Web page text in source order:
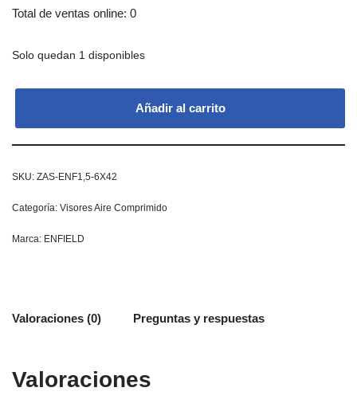
Total de ventas online: 0
Solo quedan 1 disponibles
Añadir al carrito
SKU: ZAS-ENF1,5-6X42
Categoría: Visores Aire Comprimido
Marca: ENFIELD
Valoraciones (0) Preguntas y respuestas
Valoraciones